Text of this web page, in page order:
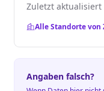
Zuletzt aktualisiert
Alle Standorte von
Angaben falsch?